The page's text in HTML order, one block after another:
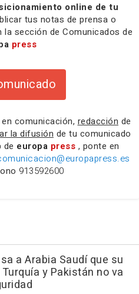
online de tu
tus notas de prensa o
sección de Comunicados de
press
en comunicación, redacción de
la difusión de tu comunicado
de europa press , ponte en
913592600
a Arabia Saudí que su
y Pakistán no va